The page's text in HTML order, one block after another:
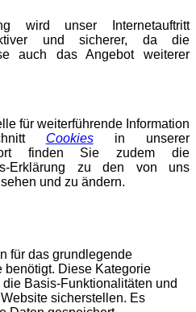
wird unser Internetauftritt
und sicherer, da die
auch das Angebot weiterer
für weiterführende Information
Cookiesin unserer
Dort finden Sie zudem die
Erklärung zu den von uns
und zu ändern.
für das grundlegende
benötigt. Diese Kategorie
Basis-Funktionalitäten und
sicherstellen. Es